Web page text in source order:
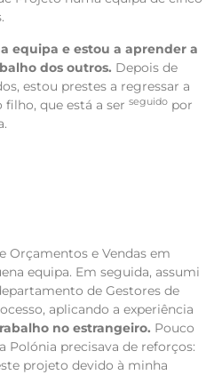
equipa e estou a aprender a
dos outros. Depois de
estou prestes a regressar a
que está a ser seguido por
Orçamentos e Vendas em
equipa. Em seguida, assumi
de Gestores de
aplicando a experiência
no estrangeiro. Pouco
precisava de reforços:
projeto devido à minha